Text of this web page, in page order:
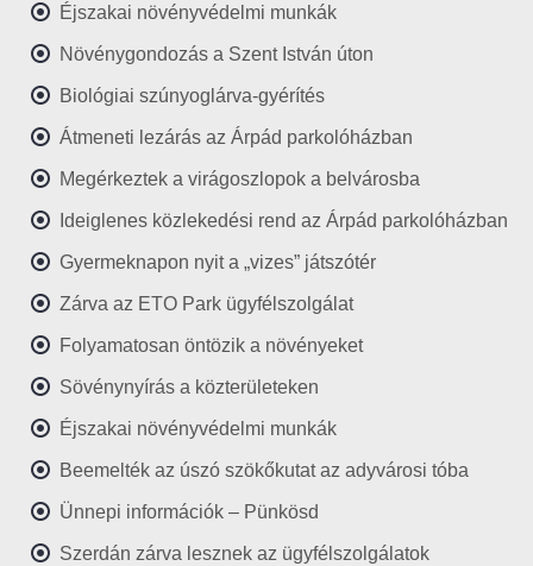
Éjszakai növényvédelmi munkák
Növénygondozás a Szent István úton
Biológiai szúnyoglárva-gyérítés
Átmeneti lezárás az Árpád parkolóházban
Megérkeztek a virágoszlopok a belvárosba
Ideiglenes közlekedési rend az Árpád parkolóházban
Gyermeknapon nyit a „vizes” játszótér
Zárva az ETO Park ügyfélszolgálat
Folyamatosan öntözik a növényeket
Sövénynyírás a közterületeken
Éjszakai növényvédelmi munkák
Beemelték az úszó szökőkutat az adyvárosi tóba
Ünnepi információk – Pünkösd
Szerdán zárva lesznek az ügyfélszolgálatok